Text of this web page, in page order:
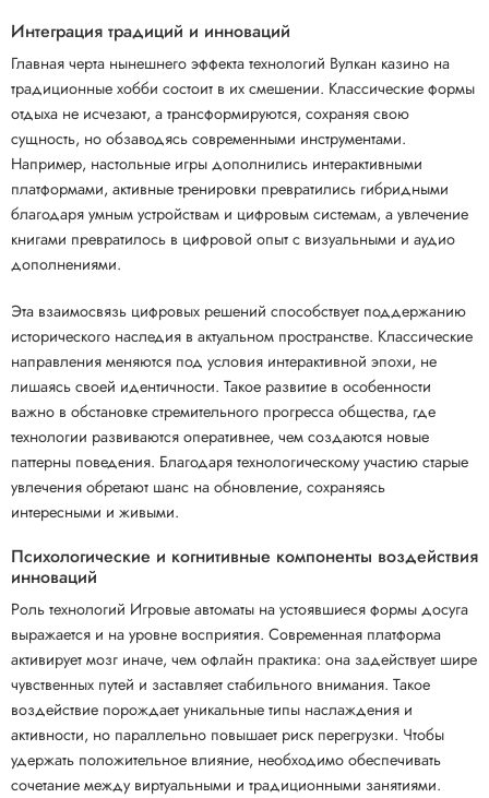
Интеграция традиций и инноваций
Главная черта нынешнего эффекта технологий Вулкан казино на
традиционные хобби состоит в их смешении. Классические формы
отдыха не исчезают, а трансформируются, сохраняя свою
сущность, но обзаводясь современными инструментами.
Например, настольные игры дополнились интерактивными
платформами, активные тренировки превратились гибридными
благодаря умным устройствам и цифровым системам, а увлечение
книгами превратилось в цифровой опыт с визуальными и аудио
дополнениями.
Эта взаимосвязь цифровых решений способствует поддержанию
исторического наследия в актуальном пространстве. Классические
направления меняются под условия интерактивной эпохи, не
лишаясь своей идентичности. Такое развитие в особенности
важно в обстановке стремительного прогресса общества, где
технологии развиваются оперативнее, чем создаются новые
паттерны поведения. Благодаря технологическому участию старые
увлечения обретают шанс на обновление, сохраняясь
интересными и живыми.
Психологические и когнитивные компоненты воздействия
инноваций
Роль технологий Игровые автоматы на устоявшиеся формы досуга
выражается и на уровне восприятия. Современная платформа
активирует мозг иначе, чем офлайн практика: она задействует шире
чувственных путей и заставляет стабильного внимания. Такое
воздействие порождает уникальные типы наслаждения и
активности, но параллельно повышает риск перегрузки. Чтобы
удержать положительное влияние, необходимо обеспечивать
сочетание между виртуальными и традиционными занятиями.